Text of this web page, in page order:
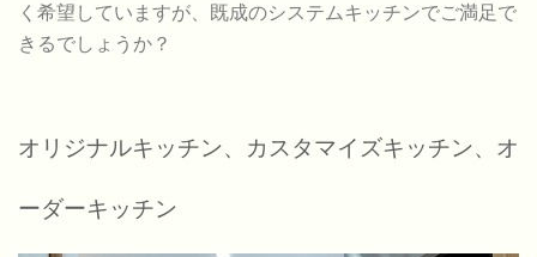
く希望していますが、既成のシステムキッチンでご満足で
きるでしょうか？
オリジナルキッチン、カスタマイズキッチン、オ
ーダーキッチン